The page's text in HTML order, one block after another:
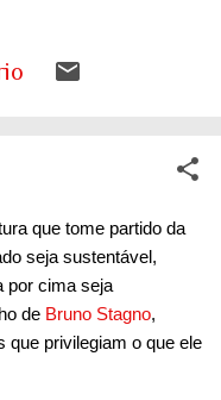
sobre o que é
recentes para
É mesmo
o Instituto
de 2024,
97% das
violência
A mesma
já
que tome partido da
seja sustentável,
por cima seja
de Bruno Stagno,
que privilegiam o que ele